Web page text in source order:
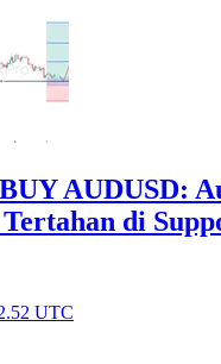
AUDUSD:
di
UTC